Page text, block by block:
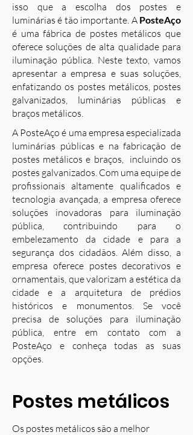
isso que a escolha dos postes e
luminárias é tão importante. A PosteAço
é uma fábrica de postes metálicos que
oferece soluções de alta qualidade para
iluminação pública. Neste texto, vamos
apresentar a empresa e suas soluções,
enfatizando os postes metálicos, postes
galvanizados, luminárias públicas e
braços metálicos.
A PosteAço é uma empresa especializada
luminárias públicas e na fabricação de
postes metálicos e braços, incluindo os
postes galvanizados. Com uma equipe de
profissionais altamente qualificados e
tecnologia avançada, a empresa oferece
soluções inovadoras para iluminação
pública, contribuindo para o
embelezamento da cidade e para a
segurança dos cidadãos. Além disso, a
empresa oferece postes decorativos e
ornamentais, que valorizam a estética da
cidade e a arquitetura de prédios
históricos e monumentos. Se você
precisa de soluções para iluminação
pública, entre em contato com a
PosteAço e conheça todas as suas
opções.
Postes metálicos
Os postes metálicos são a melhor